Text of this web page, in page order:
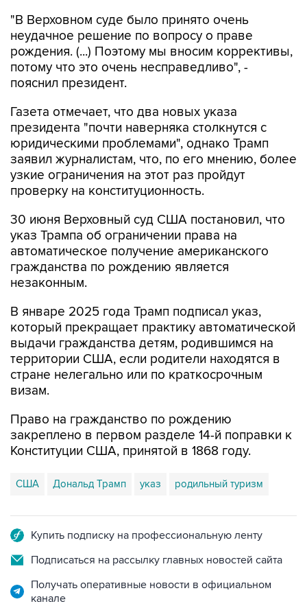
"В Верховном суде было принято очень
неудачное решение по вопросу о праве
рождения. (...) Поэтому мы вносим коррективы,
потому что это очень несправедливо", -
пояснил президент.
Газета отмечает, что два новых указа
президента "почти наверняка столкнутся с
юридическими проблемами", однако Трамп
заявил журналистам, что, по его мнению, более
узкие ограничения на этот раз пройдут
проверку на конституционность.
30 июня Верховный суд США постановил, что
указ Трампа об ограничении права на
автоматическое получение американского
гражданства по рождению является
незаконным.
В январе 2025 года Трамп подписал указ,
который прекращает практику автоматической
выдачи гражданства детям, родившимся на
территории США, если родители находятся в
стране нелегально или по краткосрочным
визам.
Право на гражданство по рождению
закреплено в первом разделе 14-й поправки к
Конституции США, принятой в 1868 году.
США Дональд Трамп указ родильный туризм
Купить подписку на профессиональную ленту
Подписаться на рассылку главных новостей сайта
Получать оперативные новости в официальном
канале